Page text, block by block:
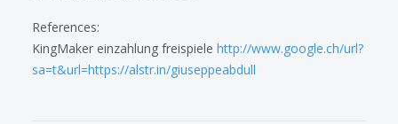
References:
KingMaker einzahlung freispiele http://www.google.ch/url?
sa=t&url=https://alstr.in/giuseppeabdull